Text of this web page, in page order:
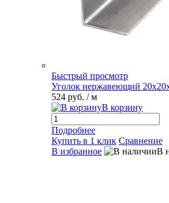
Быстрый просмотр
Уголок нержавеющий
524 руб. / м
В корзину
Подробнее
Купить в 1 клик Сравнение
В избранное
В